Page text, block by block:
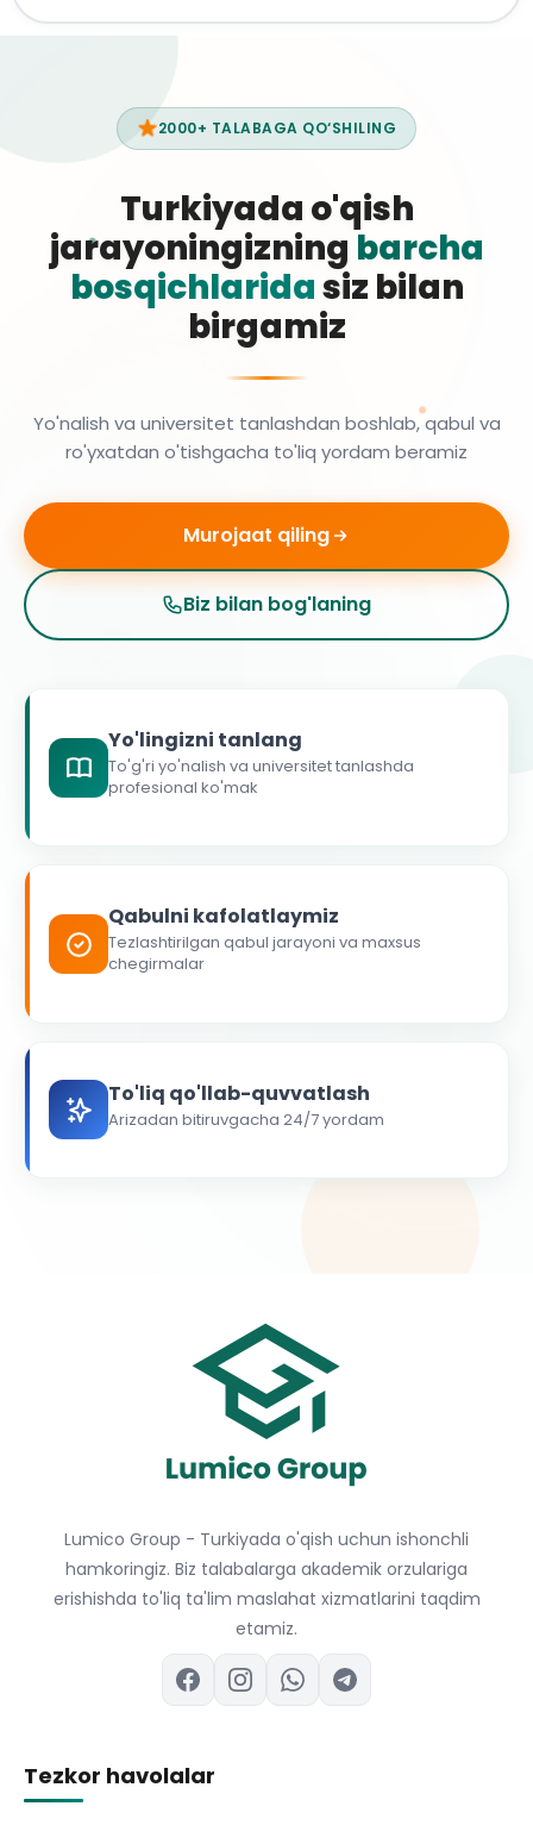
2000+ TALABAGA QO‘SHILING
Turkiyada o'qish
jarayoningizning barcha
bosqichlaridasiz bilan
birgamiz
Yo'nalish va universitet tanlashdan boshlab, qabul va
ro'yxatdan o'tishgacha to'liq yordam beramiz
Murojaat qiling
Biz bilan bog'laning
Yo'lingizni tanlang
To'g'ri yo'nalish va universitet tanlashda
profesional ko'mak
Qabulni kafolatlaymiz
Tezlashtirilgan qabul jarayoni va maxsus
chegirmalar
To'liq qo'llab-quvvatlash
Arizadan bitiruvgacha 24/7 yordam
Lumico Group - Turkiyada o'qish uchun ishonchli
hamkoringiz. Biz talabalarga akademik orzulariga
erishishda to'liq ta'lim maslahat xizmatlarini taqdim
etamiz.
Tezkor havolalar